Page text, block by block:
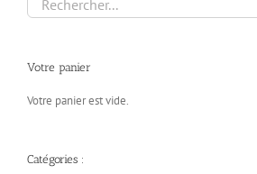
Votre panier
Votre panier est vide.
Catégories :